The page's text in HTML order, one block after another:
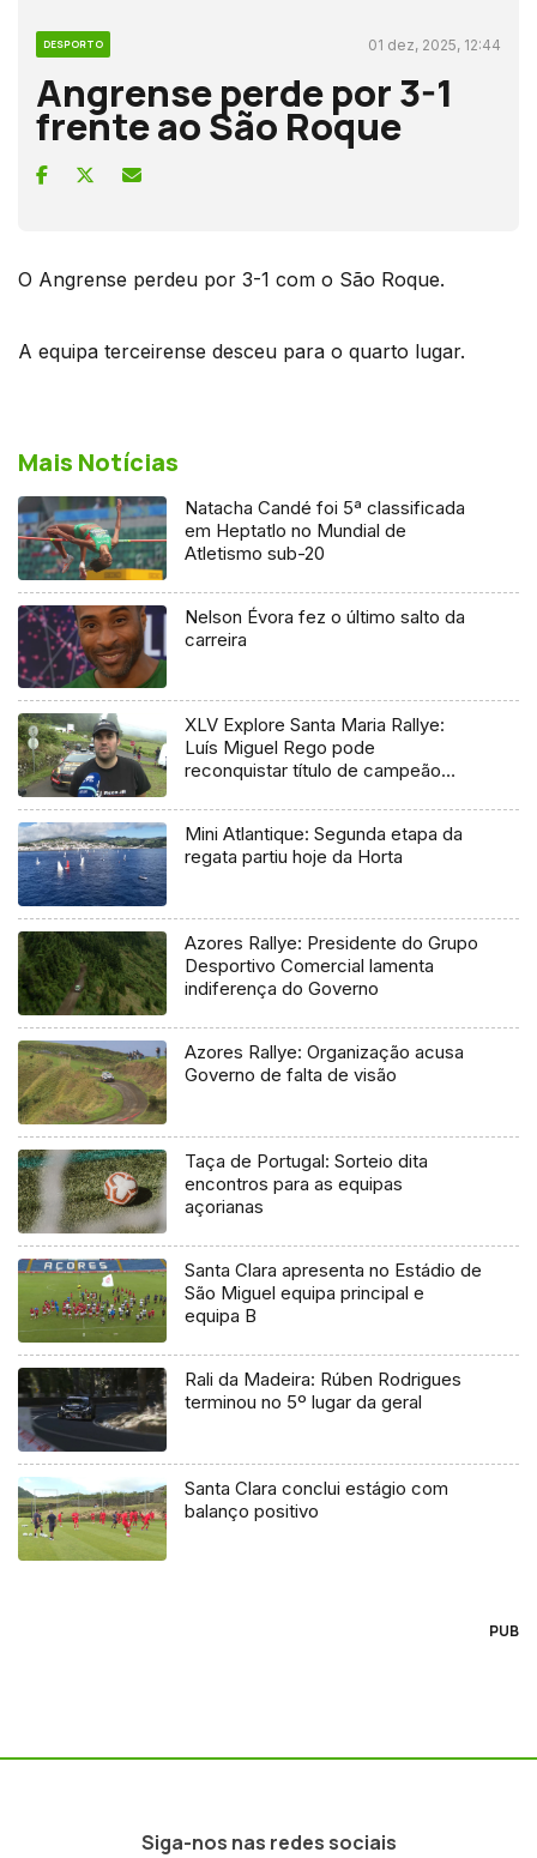
DESPORTO 01 dez, 2025, 12:44
Angrense perde por 3-1
frente ao São Roque
O Angrense perdeu por 3-1 com o São Roque.
A equipa terceirense desceu para o quarto lugar.
Mais Notícias
Natacha Candé foi 5ª classificada
em Heptatlo no Mundial de
Atletismo sub-20
Nelson Évora fez o último salto da
carreira
XLV Explore Santa Maria Rallye:
Luís Miguel Rego pode
reconquistar título de campeão
Mini Atlantique: Segunda etapa da
regata partiu hoje da Horta
Azores Rallye: Presidente do Grupo
Desportivo Comercial lamenta
indiferença do Governo
Azores Rallye: Organização acusa
Governo de falta de visão
Taça de Portugal: Sorteio dita
encontros para as equipas
açorianas
Santa Clara apresenta no Estádio de
São Miguel equipa principal e
equipa B
Rali da Madeira: Rúben Rodrigues
terminou no 5º lugar da geral
Santa Clara conclui estágio com
balanço positivo
PUB
Siga-nos nas redes sociais